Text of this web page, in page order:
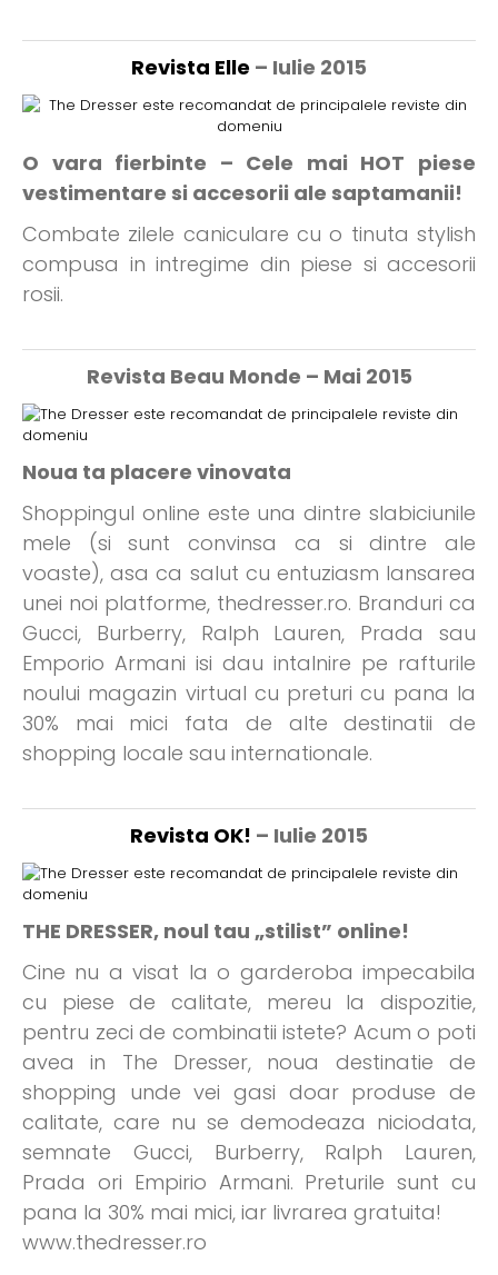
Revista Elle – Iulie 2015
O vara fierbinte – Cele mai HOT piese
vestimentare si accesorii ale saptamanii!
Combate zilele caniculare cu o tinuta stylish
compusa in intregime din piese si accesorii
rosii.
Revista Beau Monde – Mai 2015
Noua ta placere vinovata
Shoppingul online este una dintre slabiciunile
mele (si sunt convinsa ca si dintre ale
voaste), asa ca salut cu entuziasm lansarea
unei noi platforme, thedresser.ro. Branduri ca
Gucci, Burberry, Ralph Lauren, Prada sau
Emporio Armani isi dau intalnire pe rafturile
noului magazin virtual cu preturi cu pana la
30% mai mici fata de alte destinatii de
shopping locale sau internationale.
Revista OK! – Iulie 2015
THE DRESSER, noul tau „stilist” online!
Cine nu a visat la o garderoba impecabila
cu piese de calitate, mereu la dispozitie,
pentru zeci de combinatii istete? Acum o poti
avea in The Dresser, noua destinatie de
shopping unde vei gasi doar produse de
calitate, care nu se demodeaza niciodata,
semnate Gucci, Burberry, Ralph Lauren,
Prada ori Empirio Armani. Preturile sunt cu
pana la 30% mai mici, iar livrarea gratuita!
www.thedresser.ro